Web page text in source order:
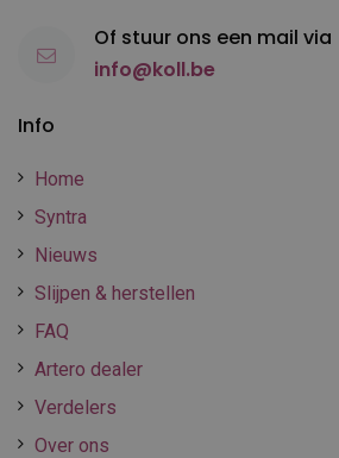
Info
Home
Syntra
Nieuws
Slijpen & herstellen
FAQ
Artero dealer
Verdelers
Over ons
Of stuur ons een mail via
info@koll.be